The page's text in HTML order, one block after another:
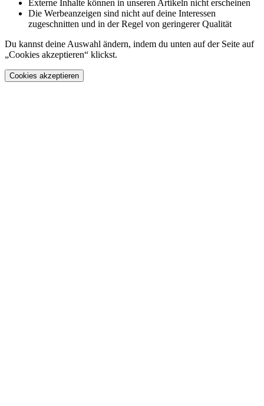
Externe Inhalte können in unseren Artikeln nicht erscheinen
Die Werbeanzeigen sind nicht auf deine Interessen
zugeschnitten und in der Regel von geringerer Qualität
Du kannst deine Auswahl ändern, indem du unten auf der Seite auf
„Cookies akzeptieren“ klickst.
Cookies akzeptieren